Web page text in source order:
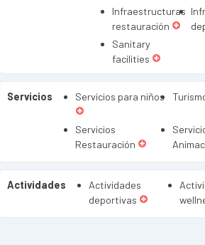
Infraestructuras
restauración
Sanitary
facilities
Servicios Servicios para niños
Servicios
Restauración
Actividades
Actividades
deportivas